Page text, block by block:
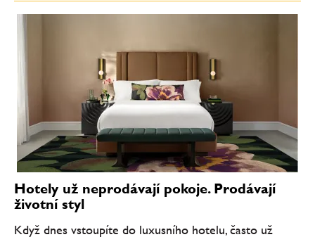
Hotely už neprodávají pokoje. Prodávají
životní styl
Když dnes vstoupíte do luxusního hotelu, často už